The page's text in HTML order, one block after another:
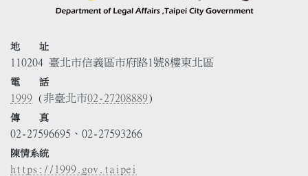
地 址
110204 臺北市信義區市府路1號8樓東北區
電 話
1999 (非臺北市02-27208889)
傳 真
02-27596695、02-27593266
陳情系統
https://1999.gov.taipei